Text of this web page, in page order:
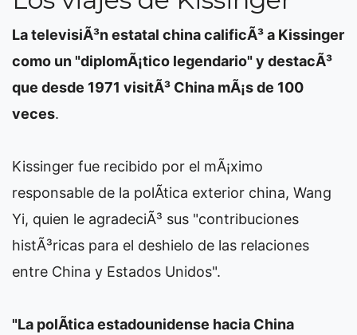
La televisiÃ³n estatal china calificÃ³ a Kissinger
como un "diplomÃ¡tico legendario" y destacÃ³
que desde 1971 visitÃ³ China mÃ¡s de 100
veces.
Kissinger fue recibido por el mÃ¡ximo
responsable de la polÃ­tica exterior china, Wang
Yi, quien le agradeciÃ³ sus "contribuciones
histÃ³ricas para el deshielo de las relaciones
entre China y Estados Unidos".
"La polÃ­tica estadounidense hacia China